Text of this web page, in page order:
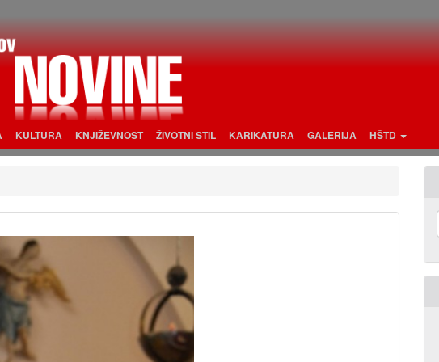
KULTURA KNJIŽEVNOST ŽIVOTNI STIL KARIKATURA GALERIJA HŠTD